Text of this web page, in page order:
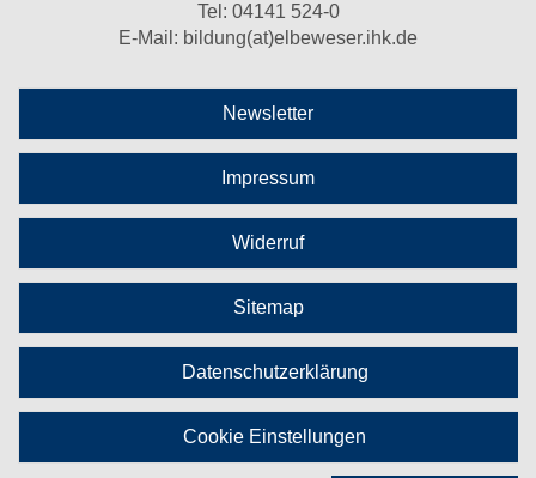
Tel: 04141 524-0
E-Mail: bildung(at)elbeweser.ihk.de
Newsletter
Impressum
Widerruf
Sitemap
Datenschutzerklärung
Cookie Einstellungen